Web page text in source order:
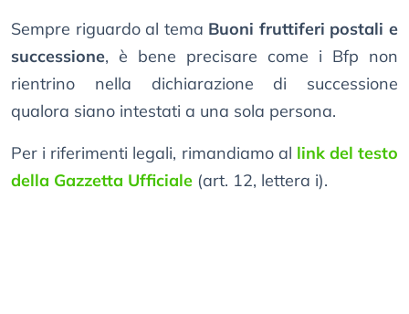
Sempre riguardo al tema Buoni fruttiferi postali e
successione, è bene precisare come i Bfp non
rientrino nella dichiarazione di successione
qualora siano intestati a una sola persona.
Per i riferimenti legali, rimandiamo al link del testo
della Gazzetta Ufficiale (art. 12, lettera i).